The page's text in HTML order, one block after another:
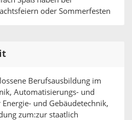
oder Sommerfesten
Berufsausbildung im
Automatisierungs- und
und Gebäudetechnik,
zum:zur staatlich